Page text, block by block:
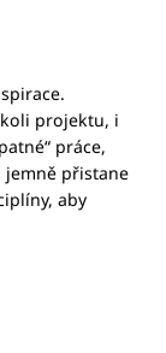
projektu, i
práce,
jemně přistane
aby